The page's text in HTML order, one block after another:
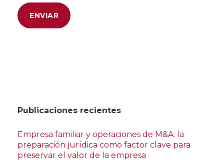
Publicaciones recientes
Empresa familiar y operaciones de M&A: la
preparación jurídica como factor clave para
preservar el valor de la empresa